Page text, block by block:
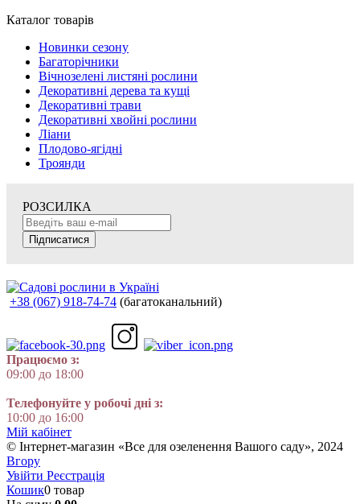
Каталог товарів
Новинки сезону
Багаторічники
Вічнозелені листяні рослини
Декоративні дерева та кущі
Декоративні трави
Декоративні хвойні рослини
Ліани
Плодово-ягідні
Троянди
РОЗСИЛКА
Підписатися
+38 (067) 918-74-74 (багатоканальний)
Працюємо з:
09:00 до 18:00
Телефонуйте у робочі дні з:
10:00 до 16:00
Мій кабінет
© Інтернет-магазин «Все для озеленення Вашого саду», 2024
Вгору
Увійти Реєстрація
Кошик0 товар